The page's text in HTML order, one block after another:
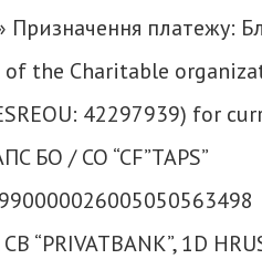
платежу:
the Charitable
42297939) for
БО / CO “CF”TAPS”
“PRIVATBANK”, 1D